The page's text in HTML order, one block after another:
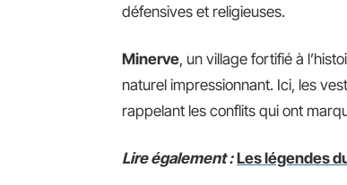
défensives et religieuses.
Minerve, un village fortifié à
naturel impressionnant. Ici, les
rappelant les conflits qui ont
Lire également : Les légendes